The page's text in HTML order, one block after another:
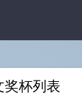
奖杯列表